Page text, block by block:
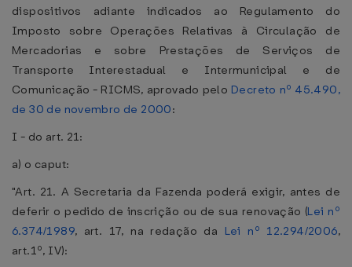
dispositivos adiante indicados ao Regulamento do
Imposto sobre Operações Relativas à Circulação de
Mercadorias e sobre Prestações de Serviços de
Transporte Interestadual e Intermunicipal e de
Comunicação - RICMS, aprovado pelo Decreto nº 45.490,
de 30 de novembro de 2000:
I - do art. 21:
a) o caput:
"Art. 21. A Secretaria da Fazenda poderá exigir, antes de
deferir o pedido de inscrição ou de sua renovação (Lei nº
6.374/1989, art. 17, na redação da Lei nº 12.294/2006,
art.1º, IV):